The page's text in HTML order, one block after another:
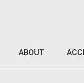
ABOUT